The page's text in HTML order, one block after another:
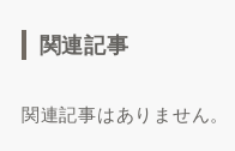
関連記事
関連記事はありません。